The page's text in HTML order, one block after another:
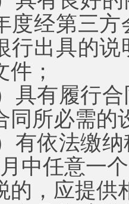
度经第三方
行出具的说
；
具有履行
同所必需的
有依法缴
中任意一
的，应提供